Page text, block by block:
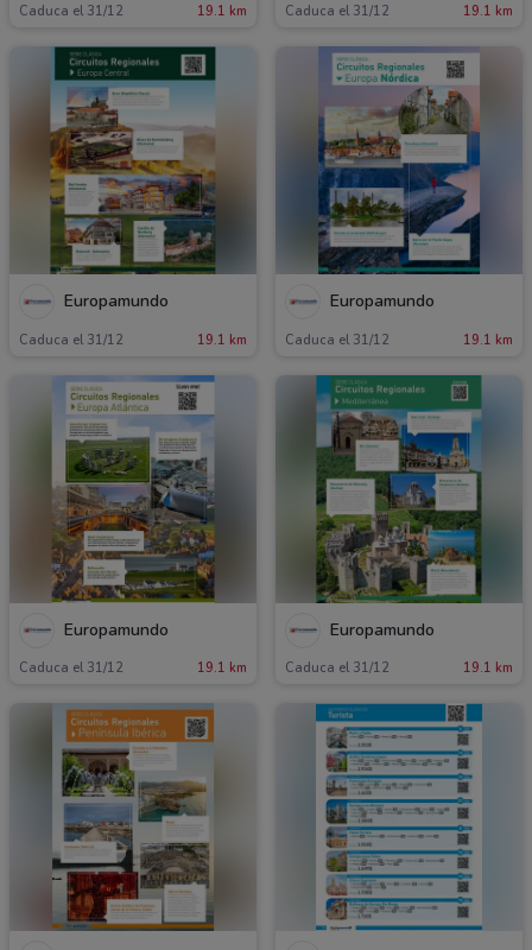
Caduca el 31/12 19.1 km Caduca el 31/12 19.1 km
Europamundo
Caduca el 31/12 19.1 km
Europamundo
Caduca el 31/12 19.1 km
Europamundo
Caduca el 31/12 19.1 km
Europamundo
Caduca el 31/12 19.1 km